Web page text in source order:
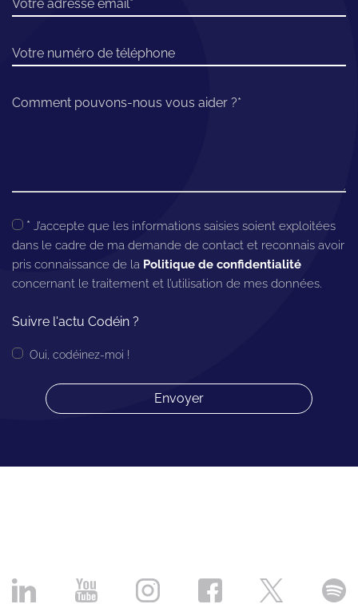
Votre adresse email
Votre numéro de téléphone
Comment pouvons-nous vous aider ?
* J’accepte que les informations saisies soient exploitées
dans le cadre de ma demande de contact et reconnais avoir
pris connaissance de la Politique de confidentialité
concernant le traitement et l’utilisation de mes données.
Suivre l'actu Codéin ?
Oui, codéinez-moi !